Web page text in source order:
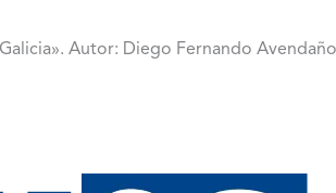
Autor: Diego Fernando